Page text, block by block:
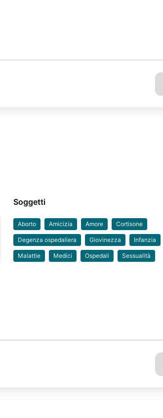
Soggetti
Aborto Amicizia Amore Cortisone
Degenza ospedaliera Giovinezza Infanzia
Malattie Medici Ospedali Sessualità